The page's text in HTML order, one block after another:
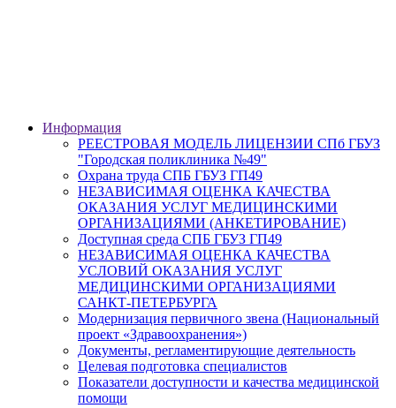
Информация
РЕЕСТРОВАЯ МОДЕЛЬ ЛИЦЕНЗИИ СПб ГБУЗ
"Городская поликлиника №49"
Охрана труда СПБ ГБУЗ ГП49
НЕЗАВИСИМАЯ ОЦЕНКА КАЧЕСТВА
ОКАЗАНИЯ УСЛУГ МЕДИЦИНСКИМИ
ОРГАНИЗАЦИЯМИ (АНКЕТИРОВАНИЕ)
Доступная среда СПБ ГБУЗ ГП49
НЕЗАВИСИМАЯ ОЦЕНКА КАЧЕСТВА
УСЛОВИЙ ОКАЗАНИЯ УСЛУГ
МЕДИЦИНСКИМИ ОРГАНИЗАЦИЯМИ
САНКТ-ПЕТЕРБУРГА
Модернизация первичного звена (Национальный
проект «Здравоохранения»)
Документы, регламентирующие деятельность
Целевая подготовка специалистов
Показатели доступности и качества медицинской
помощи